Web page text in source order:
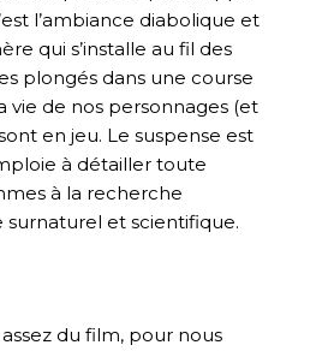
l’ambiance diabolique et
qui s’installe au fil des
plongés dans une course
vie de nos personnages (et
en jeu. Le suspense est
à détailler toute
à la recherche
surnaturel et scientifique.
du film, pour nous